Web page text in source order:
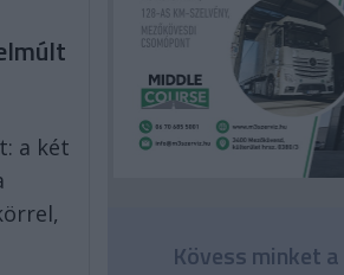
a két
Kövess minket